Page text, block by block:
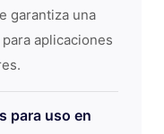
garantiza una
aplicaciones
para uso en